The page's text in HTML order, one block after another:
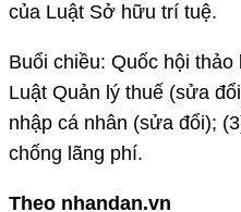
của Luật Sở hữu trí tuệ.
Buổi chiều: Quốc hội
Luật Quản lý thuế (sửa
nhập cá nhân (sửa đổi);
chống lãng phí.
Theo nhandan.vn